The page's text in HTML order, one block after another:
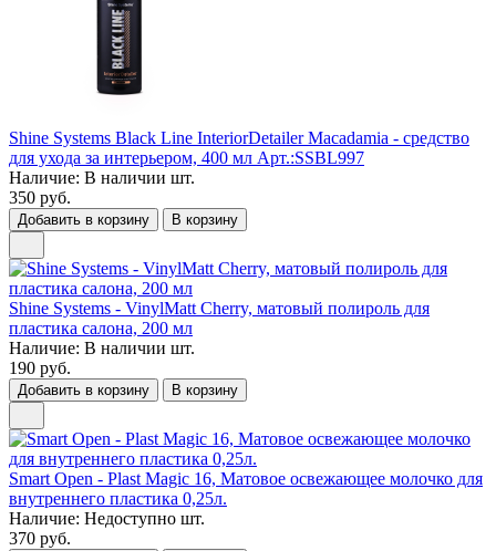
Shine Systems Black Line InteriorDetailer Macadamia - средство
для ухода за интерьером, 400 мл Арт.:SSBL997
Наличие: В наличии шт.
350 руб.
Добавить в корзину В корзину
Shine Systems - VinylMatt Cherry, матовый полироль для
пластика салона, 200 мл
Наличие: В наличии шт.
190 руб.
Добавить в корзину В корзину
Smart Open - Plast Magic 16, Матовое освежающее молочко для
внутреннего пластика 0,25л.
Наличие: Недоступно шт.
370 руб.